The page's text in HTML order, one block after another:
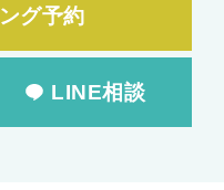
脂肪注入
グ予約
LINE相談